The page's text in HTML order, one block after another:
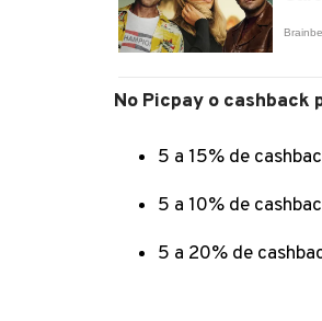
No Picpay o cashback
5 a 15% de
5 a 10% de
5 a 20% de